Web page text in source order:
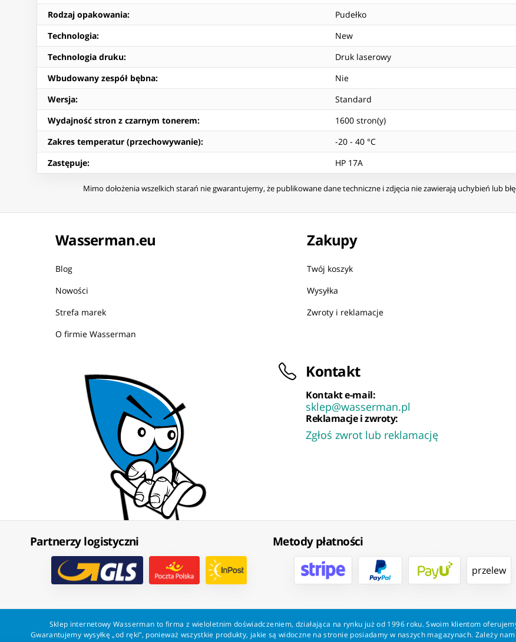
Rodzaj opakowania:
Pudełko
Technologia:
New
Technologia druku:
Druk laserowy
Wbudowany zespół bębna:
Nie
Wersja:
Standard
Wydajność stron z czarnym tonerem:
1600 stron(y)
Zakres temperatur (przechowywanie):
-20 - 40 °C
Zastępuje: HP 17A
Mimo dołożenia wszelkich starań nie gwarantujemy, że publikowane dane techniczne i zdjęcia nie zawierają uchybień lub
Wasserman.eu
Blog
Nowości
Strefa marek
O firmie Wasserman
Zakupy
Twój koszyk
Wysyłka
Zwroty i reklamacje
Kontakt
Kontakt e-mail:
sklep@wasserman.pl
Reklamacje i zwroty:
Zgłoś zwrot lub reklamację
Partnerzy logistyczni Metody płatności
przelew
Sklep internetowy Wasserman to firma z wieloletnim doświadczeniem, działająca na rynku już od 1996 roku. Swoim klientom
Gwarantujemy wysyłkę „od ręki”, ponieważ wszystkie produkty, jakie są widoczne na stronie posiadamy w naszych magazynach. Zależy